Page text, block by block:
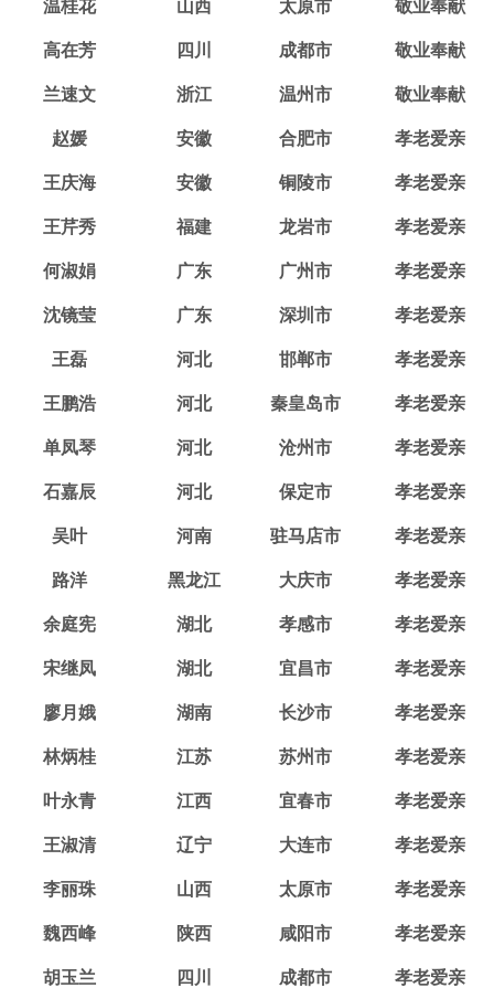
温桂花 山西 太原市 敬业奉献
高在芳 四川 成都市 敬业奉献
兰速文 浙江 温州市 敬业奉献
赵媛 安徽 合肥市 孝老爱亲
王庆海 安徽 铜陵市 孝老爱亲
王芹秀 福建 龙岩市 孝老爱亲
何淑娟 广东 广州市 孝老爱亲
沈镜莹 广东 深圳市 孝老爱亲
王磊 河北 邯郸市 孝老爱亲
王鹏浩 河北 秦皇岛市 孝老爱亲
单凤琴 河北 沧州市 孝老爱亲
石嘉辰 河北 保定市 孝老爱亲
吴叶 河南 驻马店市 孝老爱亲
路洋 黑龙江 大庆市 孝老爱亲
余庭宪 湖北 孝感市 孝老爱亲
宋继凤 湖北 宜昌市 孝老爱亲
廖月娥 湖南 长沙市 孝老爱亲
林炳桂 江苏 苏州市 孝老爱亲
叶永青 江西 宜春市 孝老爱亲
王淑清 辽宁 大连市 孝老爱亲
李丽珠 山西 太原市 孝老爱亲
魏西峰 陕西 咸阳市 孝老爱亲
胡玉兰 四川 成都市 孝老爱亲